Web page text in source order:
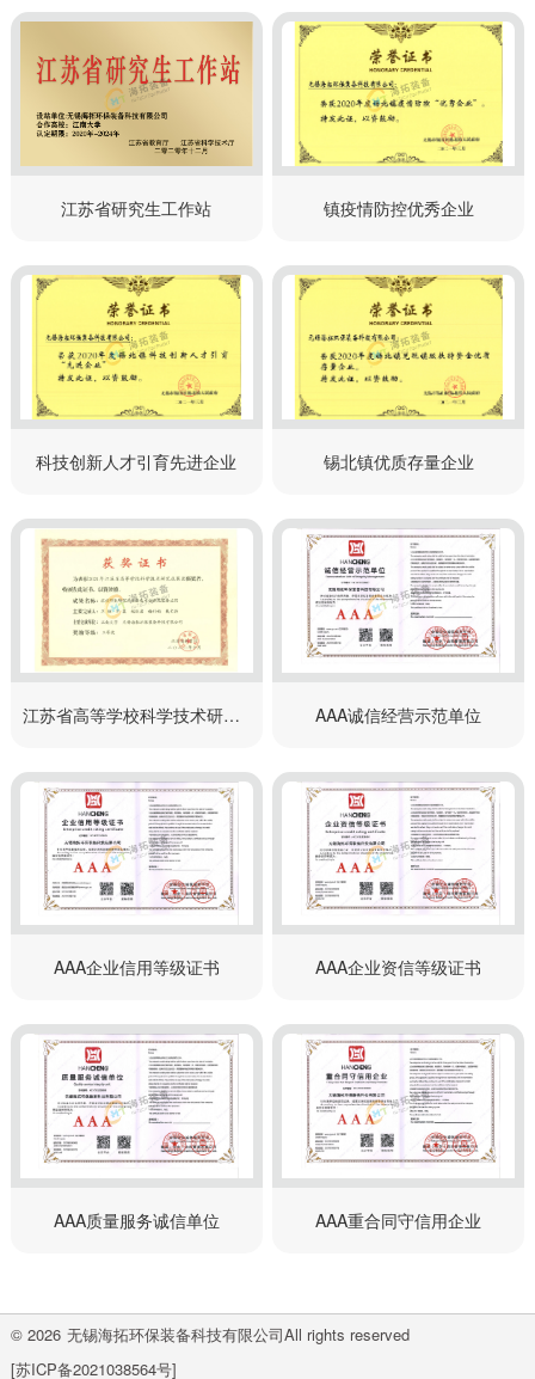
江苏省研究生工作站 镇疫情防控优秀企业
科技创新人才引育先进企业 锡北镇优质存量企业
江苏省高等学校科学技术研究成果奖 AAA诚信经营示范单位
AAA企业信用等级证书 AAA企业资信等级证书
AAA质量服务诚信单位 AAA重合同守信用企业
© 2026 无锡海拓环保装备科技有限公司All rights reserved
[苏ICP备2021038564号]